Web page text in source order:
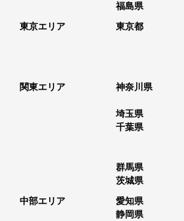
福島県
東京エリア
東京都
関東エリア
神奈川県
埼玉県
千葉県
群馬県
茨城県
中部エリア
愛知県
静岡県